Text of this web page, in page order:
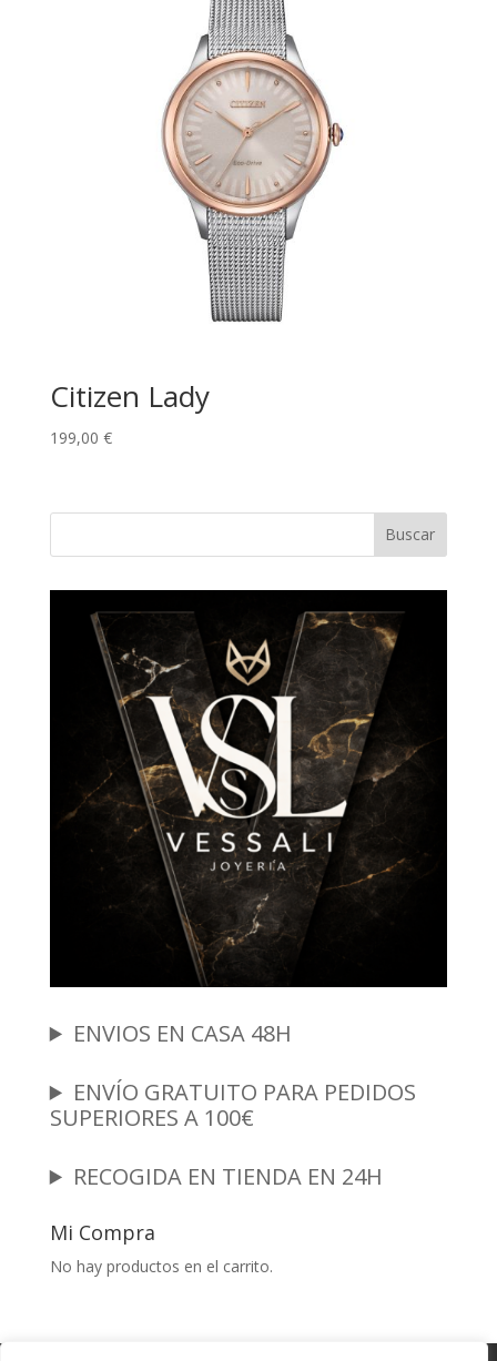
Citizen Lady
199,00 €
Buscar
ENVIOS EN CASA 48H
ENVÍO GRATUITO PARA PEDIDOS
SUPERIORES A 100€
RECOGIDA EN TIENDA EN 24H
Mi Compra
No hay productos en el carrito.